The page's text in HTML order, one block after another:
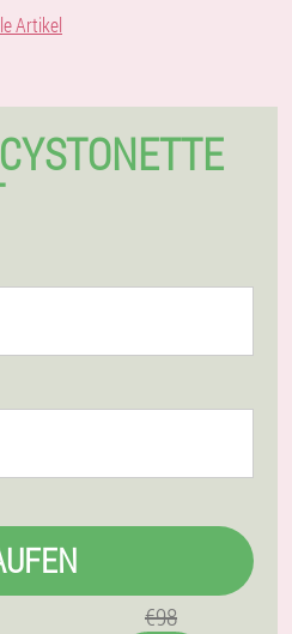
Artikel
€98